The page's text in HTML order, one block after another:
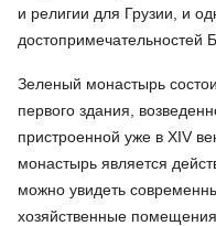
и религии для Грузии, и
достопримечательностей
Зеленый монастырь
первого здания,
пристроенной уже в XIV
монастырь является
можно увидеть
хозяйственные